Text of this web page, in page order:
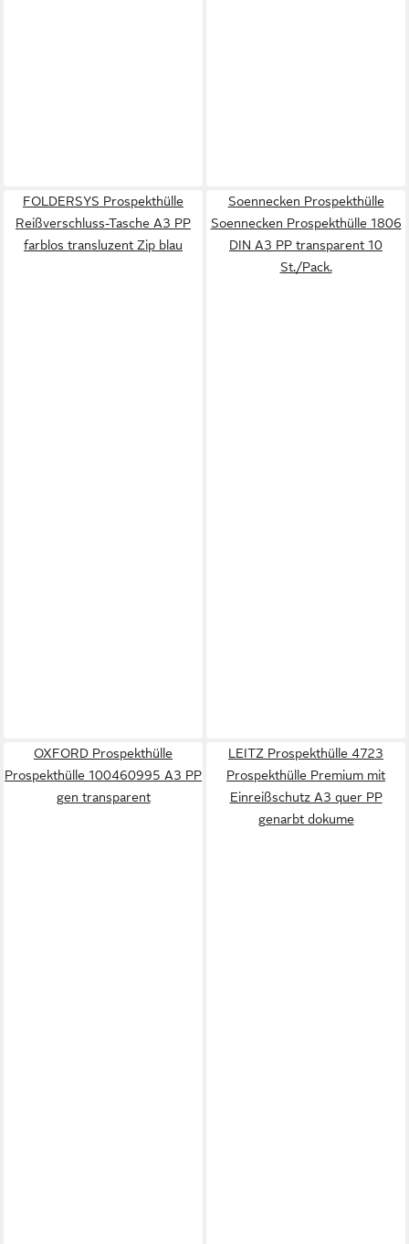
FOLDERSYS Prospekthülle
Reißverschluss-Tasche A3 PP
farblos transluzent Zip blau
Soennecken Prospekthülle
Soennecken Prospekthülle 1806
DIN A3 PP transparent 10
St./Pack.
OXFORD Prospekthülle
Prospekthülle 100460995 A3 PP
gen transparent
LEITZ Prospekthülle 4723
Prospekthülle Premium mit
Einreißschutz A3 quer PP
genarbt dokume